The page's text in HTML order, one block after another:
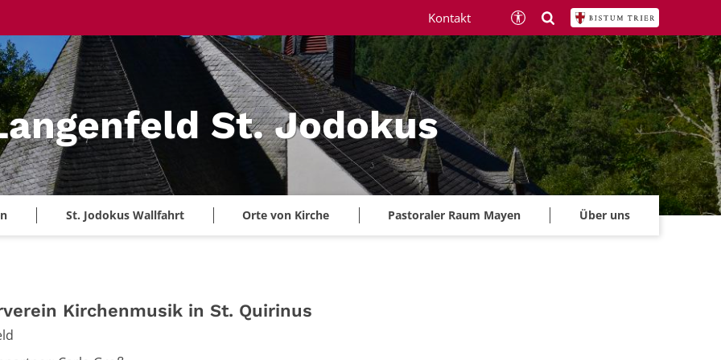
St. Jodokus
St. Jodokus Wallfahrt Orte von Kirche Pastoraler Raum Mayen Über uns
Kontakt
Kirchenmusik in St. Quirinus